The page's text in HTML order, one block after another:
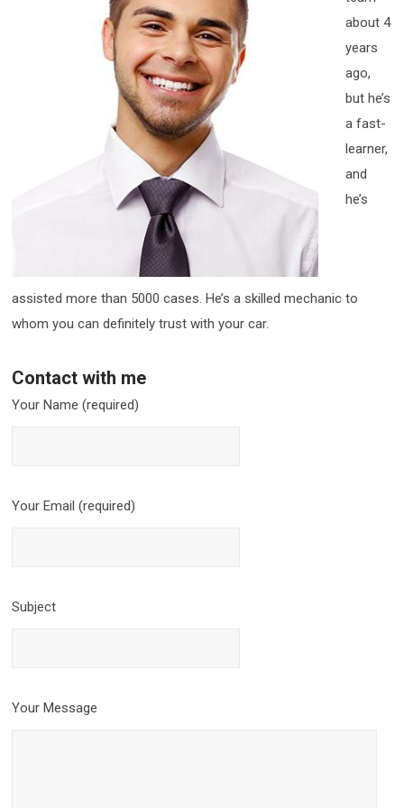
about 4
years
ago,
but he’s
a fast-
learner,
and
he’s
assisted more than 5000 cases. He’s a skilled mechanic to
whom you can definitely trust with your car.
Contact with me
Your Name (required)
Your Email (required)
Subject
Your Message